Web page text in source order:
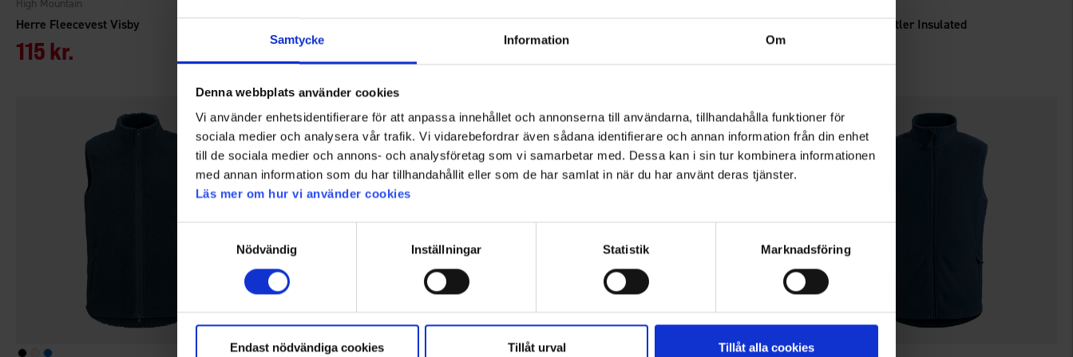
Samtycke Information Om
Denna webbplats använder cookies
Vi använder enhetsidentifierare för att anpassa innehållet och annonserna till användarna, tillhandahålla funktioner för
sociala medier och analysera vår trafik. Vi vidarebefordrar även sådana identifierare och annan information från din enhet
till de sociala medier och annons- och analysföretag som vi samarbetar med. Dessa kan i sin tur kombinera informationen
med annan information som du har tillhandahållit eller som de har samlat in när du har använt deras tjänster.
Läs mer om hur vi använder cookies
Nödvändig
Inställningar Statistik Marknadsföring
Endast nödvändiga cookies Tillåt urval Tillåt alla cookies
Herre Fleecevest Visby
High Mountain
115 kr. 189 kr. 189 kr.
Herre Vest Whistler Insulated
High Mountain